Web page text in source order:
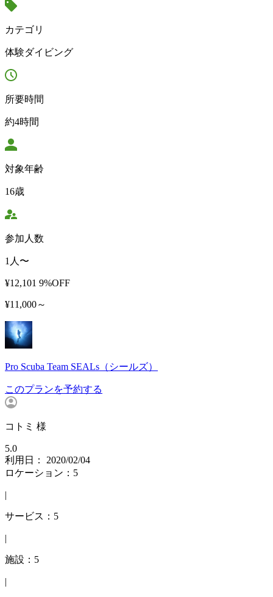
カテゴリ
体験ダイビング
所要時間
約4時間
対象年齢
16歳
参加人数
1人〜
¥12,101 9%OFF
¥11,000～
Pro Scuba Team SEALs（シールズ）
このプランを予約する
コトミ 様
5.0
利用日： 2020/02/04
ロケーション：5
|
サービス：5
|
施設：5
|